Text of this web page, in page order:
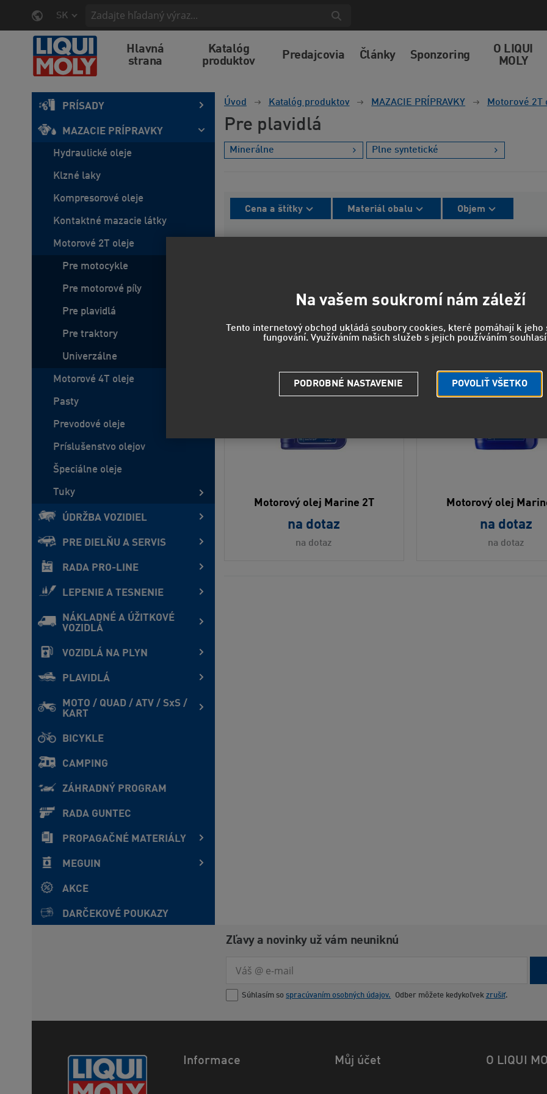
SK
Hlavná
strana
Katalóg
produktov
Predajcovia Články Sponzoring
O LIQUI
MOLY
PRÍSADY
MAZACIE PRÍPRAVKY
Hydraulické oleje
Klzné laky
Kompresorové oleje
Kontaktné mazacie látky
Motorové 2T oleje
Pre motocykle
Pre motorové píly
Pre plavidlá
Pre traktory
Univerzálne
Motorové 4T oleje
Pasty
Prevodové oleje
Príslušenstvo olejov
Špeciálne oleje
Tuky
ÚDRŽBA VOZIDIEL
PRE DIELŇU A SERVIS
RADA PRO-LINE
LEPENIE A TESNENIE
NÁKLADNÉ A ÚŽITKOVÉ
VOZIDLÁ
VOZIDLÁ NA PLYN
PLAVIDLÁ
MOTO / QUAD / ATV / SxS /
KART
BICYKLE
CAMPING
ZÁHRADNÝ PROGRAM
RADA GUNTEC
PROPAGAČNÉ MATERIÁLY
MEGUIN
AKCE
DARČEKOVÉ POUKAZY
Úvod Katalóg produktov MAZACIE PRÍPRAVKY Motorové 2T
Pre plavidlá
Minerálne Plne syntetické
Cena a štítky Materiál obalu Objem
Motorový olej Marine 2T
na dotaz
na dotaz
Motorový olej
na dotaz
na dotaz
Zľavy a novinky už vám neuniknú
Súhlasím so spracúvaním osobných údajov. Odber môžete kedykoľvek zrušiť.
Informace Můj účet O LIQUI
Na vašem soukromí nám záleží
Tento internetový obchod ukládá soubory cookies, které pomáhají k jeho
fungování. Využíváním našich služeb s jejich používáním
POVOLIŤ VŠETKO
PODROBNÉ NASTAVENIE